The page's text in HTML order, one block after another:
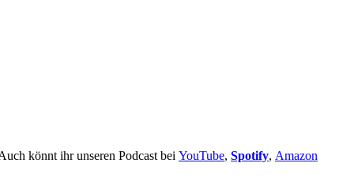
könnt ihr unseren Podcast bei YouTube, Spotify, Amazon